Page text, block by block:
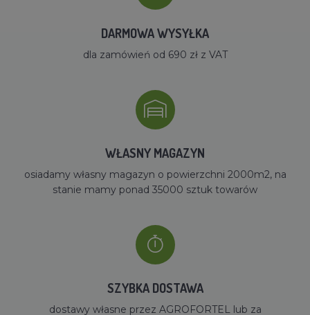
DARMOWA WYSYŁKA
dla zamówień od 690 zł z VAT
WŁASNY MAGAZYN
osiadamy własny magazyn o powierzchni 2000m2, na
stanie mamy ponad 35000 sztuk towarów
SZYBKA DOSTAWA
dostawy własne przez AGROFORTEL lub za